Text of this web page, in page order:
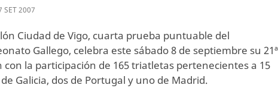
SET2007
Ciudad de Vigo, cuarta prueba puntuable del
Gallego, celebra este sábado 8 de septiembre su 21ª
con la participación de 165 triatletas pertenecientes a 15
Galicia, dos de Portugal y uno de Madrid.